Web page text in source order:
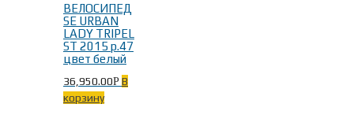
ВЕЛОСИПЕД
SE URBAN
LADY TRIPEL
ST 2015 р.47
цвет белый
36,950.00Р В
корзину